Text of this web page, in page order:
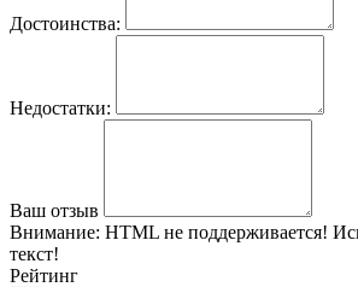
Достоинства:
Недостатки:
Ваш отзыв
Внимание: HTML не поддерживается!
текст!
Рейтинг